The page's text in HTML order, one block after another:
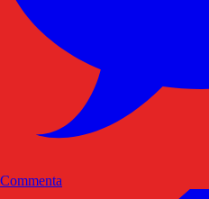
Commenta